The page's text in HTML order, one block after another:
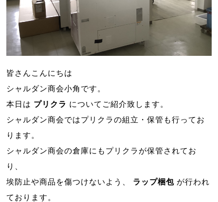
皆さんこんにちは
シャルダン商会小角です。
本日は プリクラ についてご紹介致します。
シャルダン商会ではプリクラの組立・保管も行ってお
ります。
シャルダン商会の倉庫にもプリクラが保管されてお
り、
埃防止や商品を傷つけないよう、
ラップ梱包 が行われ
ております。